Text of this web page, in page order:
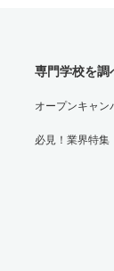
専門学校を調
オープンキャン
必見！業界特集